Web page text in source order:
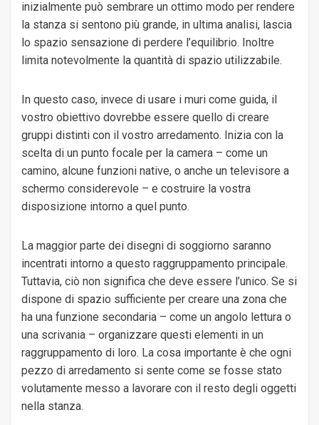
inizialmente può sembrare un ottimo modo per rendere
la stanza si sentono più grande, in ultima analisi, lascia
lo spazio sensazione di perdere l’equilibrio. Inoltre
limita notevolmente la quantità di spazio utilizzabile.
In questo caso, invece di usare i muri come guida, il
vostro obiettivo dovrebbe essere quello di creare
gruppi distinti con il vostro arredamento. Inizia con la
scelta di un punto focale per la camera – come un
camino, alcune funzioni native, o anche un televisore a
schermo considerevole – e costruire la vostra
disposizione intorno a quel punto.
La maggior parte dei disegni di soggiorno saranno
incentrati intorno a questo raggruppamento principale.
Tuttavia, ciò non significa che deve essere l’unico. Se si
dispone di spazio sufficiente per creare una zona che
ha una funzione secondaria – come un angolo lettura o
una scrivania – organizzare questi elementi in un
raggruppamento di loro. La cosa importante è che ogni
pezzo di arredamento si sente come se fosse stato
volutamente messo a lavorare con il resto degli oggetti
nella stanza.